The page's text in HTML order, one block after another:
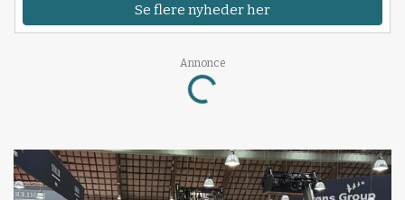
Se flere nyheder her
Annonce
Loading...